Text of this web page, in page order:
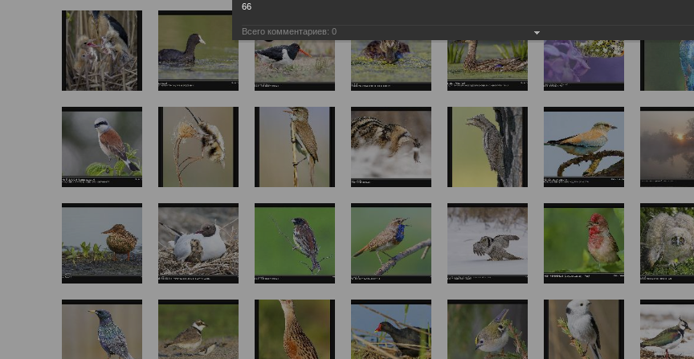
66
Всего комментариев: 0